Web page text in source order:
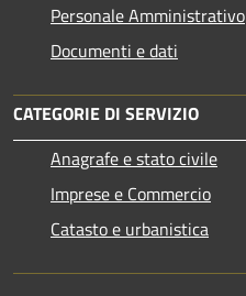
Personale Amministrativo
Documenti e dati
CATEGORIE DI SERVIZIO
Anagrafe e stato civile
Imprese e Commercio
Catasto e urbanistica